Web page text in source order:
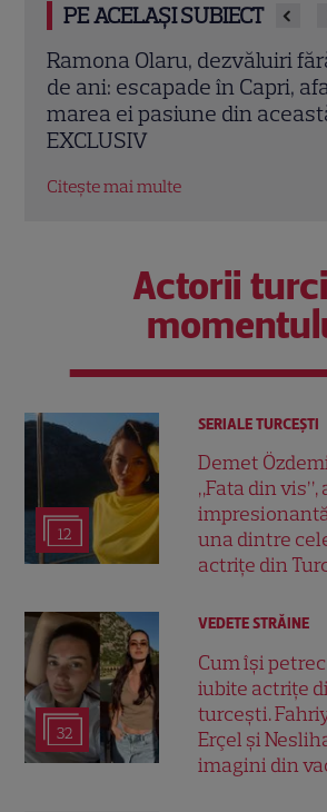
PE ACELAȘI SUBIECT
Ramona Olaru dă cărțile pe
iubiți a avut asistenta de la
acum: „Ăsta este un mit”
Actorii
12
SERIALE TURCEŞTI
Demet
„Fata din vis”,
una dintre
actrițe din
32
VEDETE STRĂINE
Cum își
iubite actrițe
turcești.
Erçel și
imagini din